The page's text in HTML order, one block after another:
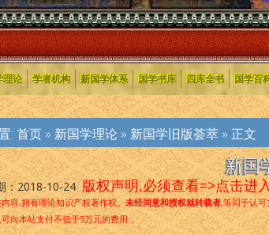
理论 学者机构 新国学体系 国学书库 四库全书 国学百
: 首页» 新国学理论 » 新国学旧版荟萃» 正文
新国
：2018-10-24版权声明,必须查看=>点击进
容,拥有理论知识产权著作权。未经同意和授权就转载者,等同于认
向本站支付不低于5万元的费用，